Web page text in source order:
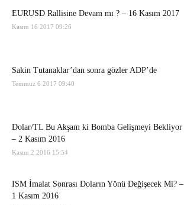
EURUSD Rallisine Devam mı ? – 16 Kasım 2017
Kasım 16 2017 09:26
Sakin Tutanaklar’dan sonra gözler ADP’de
Temmuz 6 2017 09:40
Dolar/TL Bu Akşam ki Bomba Gelişmeyi Bekliyor
– 2 Kasım 2016
Kasım 2 2016 15:54
ISM İmalat Sonrası Doların Yönü Değişecek Mi? –
1 Kasım 2016